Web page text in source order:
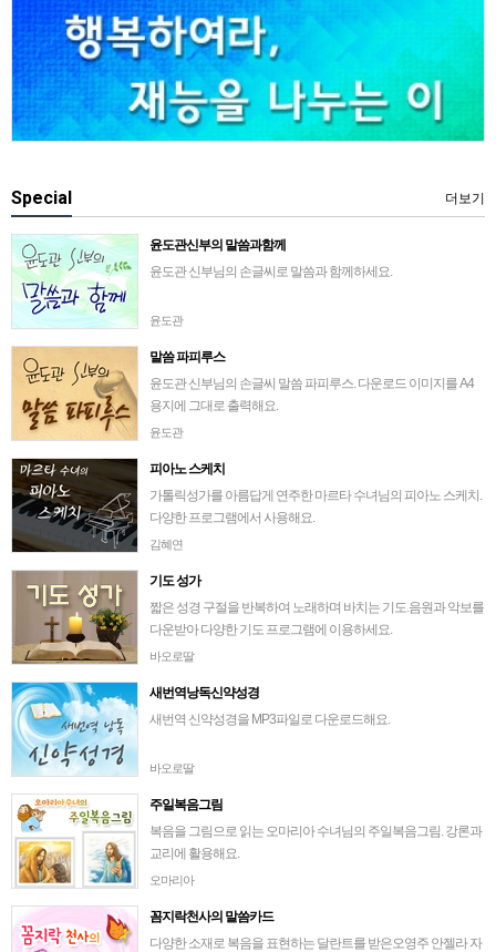
더보기
Special
윤도관신부의 말씀과함께
윤도관 신부님의 손글씨로 말씀과 함께하세요.
윤도관
말씀 파피루스
윤도관 신부님의 손글씨 말씀 파피루스. 다운로드 이미지를 A4
용지에 그대로 출력해요.
윤도관
피아노 스케치
가톨릭성가를 아름답게 연주한 마르타 수녀님의 피아노 스케치.
다양한 프로그램에서 사용해요.
김혜연
기도 성가
짧은 성경 구절을 반복하여 노래하며 바치는 기도.음원과 악보를
다운받아 다양한 기도 프로그램에 이용하세요.
바오로딸
새번역낭독신약성경
새번역 신약성경을 MP3파일로 다운로드해요.
바오로딸
주일복음그림
복음을 그림으로 읽는 오마리아 수녀님의 주일복음그림. 강론과
교리에 활용해요.
오마리아
꼼지락천사의 말씀카드
다양한 소재로 복음을 표현하는 달란트를 받은오영주 안젤라 자